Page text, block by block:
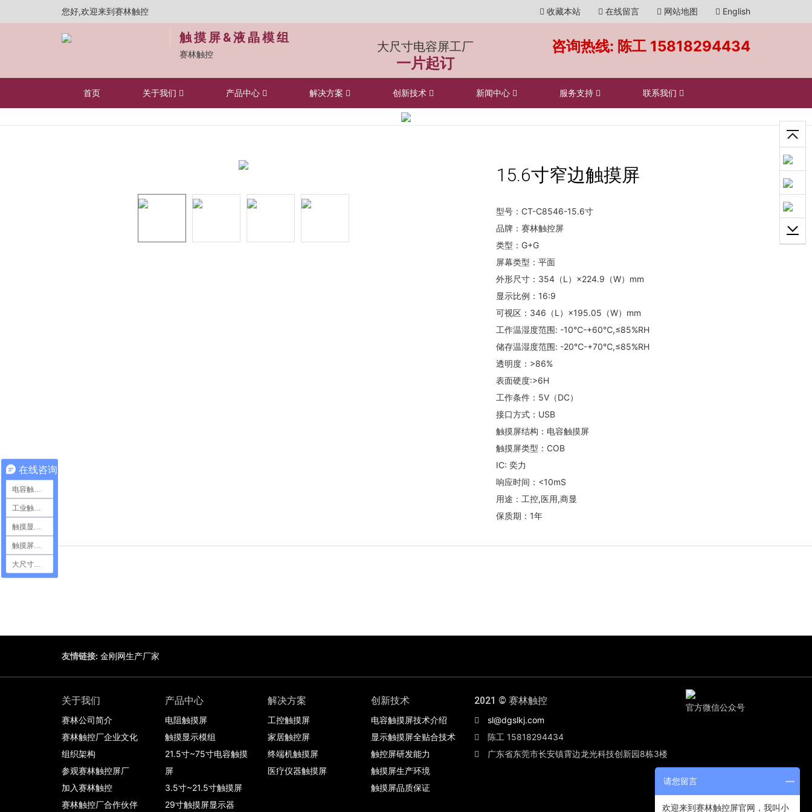
您好,欢迎来到赛林触控 收藏本站 在线留言 网站地图 English
触摸屏&液晶模组
赛林触控
大尺寸电容屏工厂
一片起订
咨询热线: 陈工 15818294434
首页 关于我们 产品中心 解决方案 创新技术 新闻中心 服务支持 联系我们
15.6寸窄边触摸屏
型号：CT-C8546-15.6寸
品牌：赛林触控屏
类型：G+G
屏幕类型：平面
外形尺寸：354（L）×224.9（W）mm
显示比例：16:9
可视区：346（L）×195.05（W）mm
工作温湿度范围: -10℃-+60℃,≤85%RH
储存温湿度范围: -20℃-+70℃,≤85%RH
透明度：>86%
表面硬度:>6H
工作条件：5V（DC）
接口方式：USB
触摸屏结构：电容触摸屏
触摸屏类型：COB
IC: 奕力
响应时间：<10mS
用途：工控,医用,商显
保质期：1年
友情链接: 金刚网生产厂家
关于我们
赛林公司简介
赛林触控厂企业文化
组织架构
参观赛林触控屏厂
加入赛林触控
赛林触控厂合作伙伴
产品中心
电阻触摸屏
触摸显示模组
21.5寸~75寸电容触摸
屏
3.5寸~21.5寸触摸屏
29寸触摸屏显示器
解决方案
工控触摸屏
家居触控屏
终端机触摸屏
医疗仪器触摸屏
创新技术
电容触摸屏技术介绍
显示触摸屏全贴合技术
触控屏研发能力
触摸屏生产环境
触摸屏品质保证
2021 © 赛林触控
sl@dgslkj.com
陈工 15818294434
广东省东莞市长安镇霄边龙光科技创新园8栋3楼
官方微信公众号
在线咨询
请您留言
欢迎来到赛林触控屏官网，我叫小